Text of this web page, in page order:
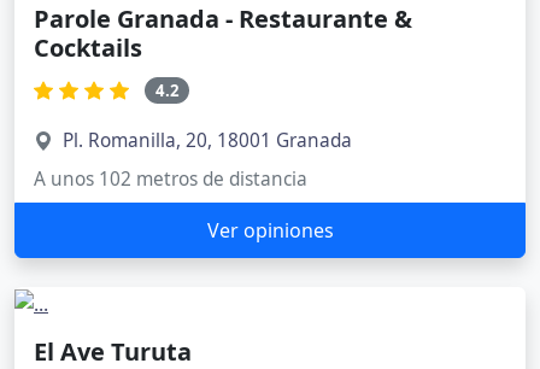
Parole Granada - Restaurante &
Cocktails
4.2
Pl. Romanilla, 20, 18001 Granada
A unos 102 metros de distancia
Ver opiniones
El Ave Turuta